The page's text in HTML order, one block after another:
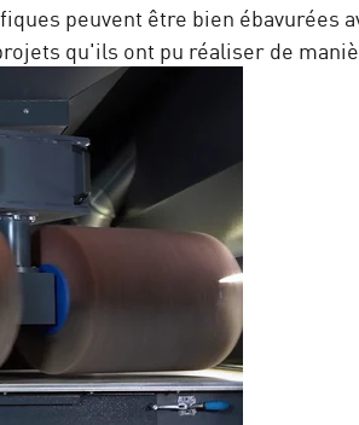
peuvent être bien ébavurées
qu'ils ont pu réaliser de